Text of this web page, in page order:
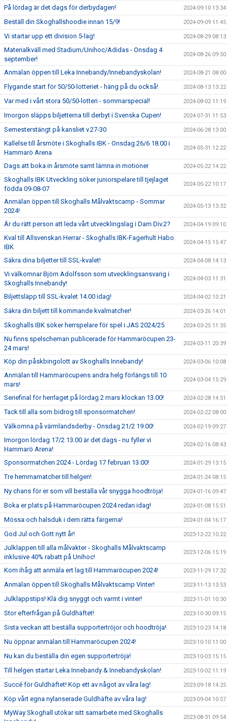
På lördag är det dags för derbydagen! 2024-09-10 13:34
Beställ din Skoghallshoodie innan 15/9! 2024-09-09 11:45
Vi startar upp ett division 5-lag! 2024-08-29 08:13
Materialkväll med Stadium/Unihoc/Adidas - Onsdag 4
september!
2024-08-26 09:50
Anmälan öppen till Leka Innebandy/Innebandyskolan! 2024-08-21 08:00
Flygande start för 50/50-lotteriet - häng på du också! 2024-08-13 13:22
Var med i vårt stora 50/50-lotteri - sommarspecial! 2024-08-02 11:19
Imorgon släpps biljetterna till derbyt i Svenska Cupen! 2024-07-31 11:53
Semesterstängt på kansliet v.27-30 2024-06-28 13:00
Kallelse till årsmöte i Skoghalls IBK - Onsdag 26/6 18.00 i
Hammarö Arena
2024-05-31 12:22
Dags att boka in årsmöte samt lämna in motioner 2024-05-22 14:22
Skoghalls IBK Utveckling söker juniorspelare till tjejlaget
födda 09-08-07
2024-05-22 10:17
Anmälan öppen till Skoghalls Målvaktscamp - Sommar
2024!
2024-05-13 13:32
Är du rätt person att leda vårt utvecklingslag i Dam Div.2? 2024-04-19 09:10
Kval till Allsvenskan Herrar - Skoghalls IBK-Fagerhult Habo
IBK
2024-04-15 15:47
Säkra dina biljetter till SSL-kvalet! 2024-04-08 14:13
Vi välkomnar Björn Adolfsson som utvecklingsansvarig i
Skoghalls Innebandy!
2024-04-03 11:31
Biljettsläpp till SSL-kvalet 14.00 idag! 2024-04-02 10:21
Säkra din biljett till kommande kvalmatcher! 2024-03-26 14:01
Skoghalls IBK söker herrspelare för spel i JAS 2024/25 2024-03-25 11:35
Nu finns spelscheman publicerade för Hammaröcupen 23-
24 mars!
2024-03-11 20:39
Köp din påskbingolott av Skoghalls Innebandy! 2024-03-06 10:08
Anmälan till Hammaröcupens andra helg förlängs till 10
mars!
2024-03-04 15:29
Seriefinal för herrlaget på lördag 2 mars klockan 13.00! 2024-02-28 14:51
Tack till alla som bidrog till sponsormatchen! 2024-02-22 08:00
Välkomna på värmlandsderby - Onsdag 21/2 19.00! 2024-02-19 09:27
Imorgon lördag 17/2 13.00 är det dags - nu fyller vi
Hammarö Arena!
2024-02-16 08:43
Sponsormatchen 2024 - Lördag 17 februari 13.00! 2024-01-29 13:15
Tre hemmamatcher till helgen! 2024-01-24 08:15
Ny chans för er som vill beställa vår snygga hoodtröja! 2024-01-16 09:47
Boka er plats på Hammaröcupen 2024 redan idag! 2024-01-08 15:51
Mössa och halsduk i dem rätta färgerna! 2024-01-04 16:17
God Jul och Gott nytt år! 2023-12-22 10:22
Julklappen till alla målvakter - Skoghalls Målvaktscamp
inklusive 40% rabatt på Unihoc!
2023-12-06 15:19
Kom ihåg att anmäla ert lag till Hammaröcupen 2024! 2023-11-29 17:32
Anmälan öppen till Skoghalls Målvaktscamp Vinter! 2023-11-13 13:53
Julklappstips! Klä dig snyggt och varmt i vinter! 2023-11-01 10:30
Stor efterfrågan på Guldhäftet! 2023-10-30 09:15
Sista veckan att beställa supportertröjor och hoodtröja! 2023-10-23 14:18
Nu öppnar anmälan till Hammaröcupen 2024! 2023-10-10 11:00
Nu kan du beställa din egen supportertröja! 2023-10-03 15:15
Till helgen startar Leka Innebandy & Innebandyskolan! 2023-10-02 11:19
Succé för Guldhäftet! Köp ett av något av våra lag! 2023-09-18 14:25
Köp vårt egna nylanserade Guldhäfte av våra lag! 2023-09-04 10:57
MyWay Skoghall utökar sitt samarbete med Skoghalls
2023-08-31 09:54